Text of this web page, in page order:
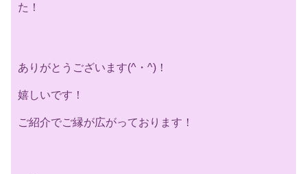
た！
ありがとうございます(^・^)！
嬉しいです！
ご紹介でご縁が広がっております！